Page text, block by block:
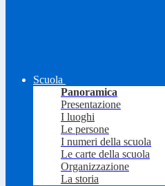
Scuola
Panoramica
Presentazione
I luoghi
Le persone
I numeri della scuola
Le carte della scuola
Organizzazione
La storia